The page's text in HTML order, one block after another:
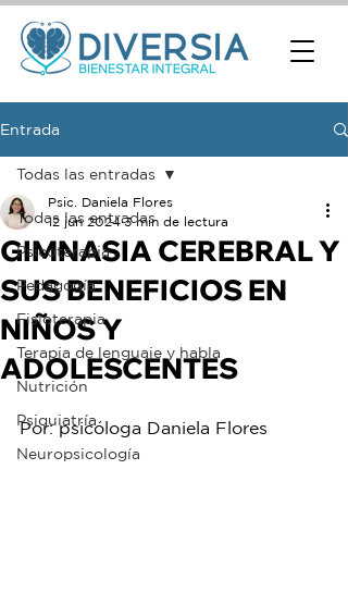
Entrada
Todas las entradas
Psicoterapia
Pedagogía
Fisioterapia
Terapia de lenguaje y habla
Nutrición
Psiquiatría
Neuropsicología
Todas las entradas
GIMNASIA CEREBRAL Y
SUS BENEFICIOS EN
NIÑOS Y
ADOLESCENTES
Psic. Daniela Flores
12 jun 2024 3 min de lectura
Por: psicóloga Daniela Flores